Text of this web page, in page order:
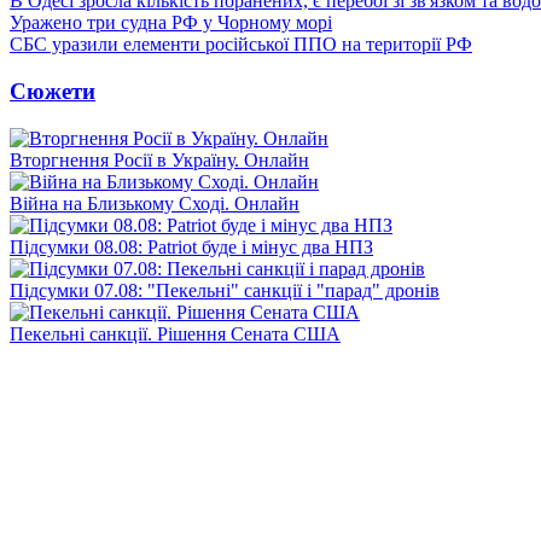
Уражено три судна РФ у Чорному морі
СБС уразили елементи російської ППО на території РФ
Сюжети
Вторгнення Росії в Україну. Онлайн
Війна на Близькому Сході. Онлайн
Підсумки 08.08: Patriot буде і мінус два НПЗ
Підсумки 07.08: "Пекельні" санкції і "парад" дронів
Пекельні санкції. Рішення Сената США